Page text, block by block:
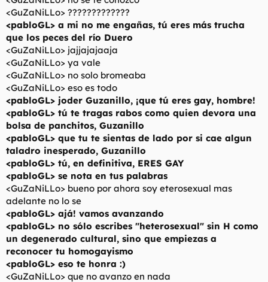
<GuZaNiLLo> ?????????????
<pabloGL> a mi no me engañas, tú eres más trucha
que los peces del río Duero
<GuZaNiLLo> jajjajajaaja
<GuZaNiLLo> ya vale
<GuZaNiLLo> no solo bromeaba
<GuZaNiLLo> eso es todo
<pabloGL> joder Guzanillo, ¡que tú eres gay, hombre!
<pabloGL> tú te tragas rabos como quien devora una
bolsa de panchitos, Guzanillo
<pabloGL> que tu te sientas de lado por si cae algun
taladro inesperado, Guzanillo
<pabloGL> tú, en definitiva, ERES GAY
<pabloGL> se nota en tus palabras
<GuZaNiLLo> bueno por ahora soy eterosexual mas
adelante no lo se
<pabloGL> ajá! vamos avanzando
<pabloGL> no sólo escribes "heterosexual" sin H como
un degenerado cultural, sino que empiezas a
reconocer tu homogayismo
<pabloGL> eso te honra :)
<GuZaNiLLo> que no avanzo en nada